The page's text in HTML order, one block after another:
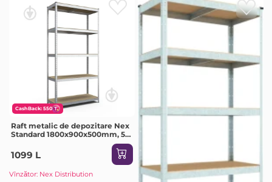
CashBack: 550
Raft metalic de depozitare Nex
Standard 1800x900x500mm, 5
1099 L
Vînzător: Nex Distribution